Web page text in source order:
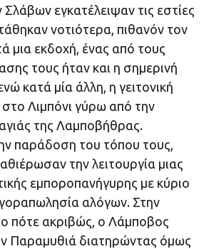
Σλάβων εγκατέλειψαν τις εστίες
νοτιότερα, πιθανόν τον
μια εκδοχή, ένας από τους
τους ήταν και η σημερινή
κατά μία άλλη, η γειτονική
στο Λιμπόνι γύρω από την
της Λαμποβήθρας.
παράδοση του τόπου τους,
την λειτουργία μιας
εμποροπανήγυρης με κύριο
αλόγων. Στην
πότε ακριβώς, ο Λάμποβος
Παραμυθιά διατηρώντας όμως